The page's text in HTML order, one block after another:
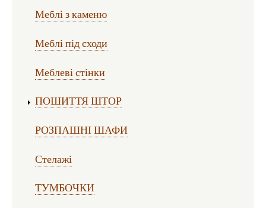
Меблі з каменю
Меблі під сходи
Меблеві стінки
ПОШИТТЯ ШТОР
РОЗПАШНІ ШАФИ
Стелажі
ТУМБОЧКИ